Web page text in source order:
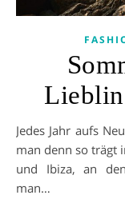
Jedes Jahr aufs Neue stellt sich im Sommer die Frage, was
man denn so trägt
und Ibiza, an
man…